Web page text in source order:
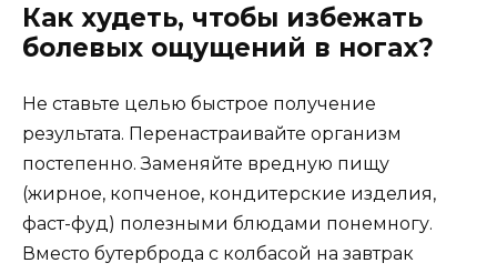
Как худеть, чтобы избежать
болевых ощущений в ногах?
Не ставьте целью быстрое получение
результата. Перенастраивайте организм
постепенно. Заменяйте вредную пищу
(жирное, копченое, кондитерские изделия,
фаст-фуд) полезными блюдами понемногу.
Вместо бутерброда с колбасой на завтрак